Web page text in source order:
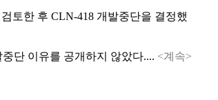
토한 후 CLN-418 개발중단을 결정했
단 이유를 공개하지 않았다.... <계속>